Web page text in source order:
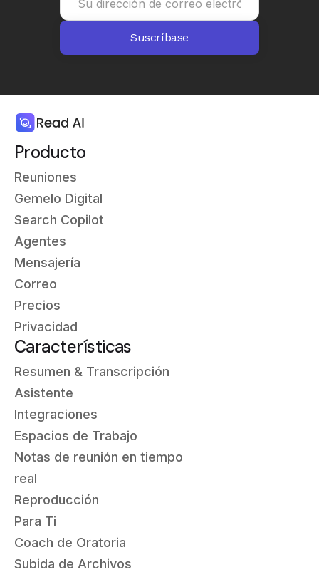
Producto
Reuniones
Gemelo Digital
Search Copilot
Agentes
Mensajería
Correo
Precios
Privacidad
Características
Resumen & Transcripción
Asistente
Integraciones
Espacios de Trabajo
Notas de reunión en tiempo
real
Reproducción
Para Ti
Coach de Oratoria
Subida de Archivos